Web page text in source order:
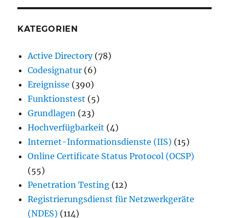
KATEGORIEN
Active Directory(78)
Codesignatur (6)
Ereignisse (390)
Funktionstest (5)
Grundlagen (23)
Hochverfügbarkeit (4)
Internet-Informationsdienste (IIS) (15)
Online Certificate Status Protocol (OCSP)
(55)
Penetration Testing (12)
Registrierungsdienst für Netzwerkgeräte
(NDES) (114)